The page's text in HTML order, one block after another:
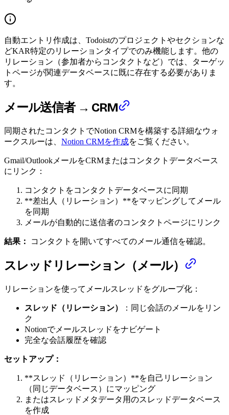
自動エントリ作成は、Todoistのプロジェクトやセクションな
どKAR特定のリレーションタイプでのみ機能します。他の
リレーション（参加者からコンタクトなど）では、ターゲッ
トページが関連データベースに既に存在する必要がありま
す。
メール送信者 → CRM
同期されたコンタクトでNotion CRMを構築する詳細なウォ
ークスルーは、 Notion CRMを作成をご覧ください。
Gmail/OutlookメールをCRMまたはコンタクトデータベース
にリンク：
コンタクトをコンタクトデータベースに同期
**差出人（リレーション）**をマッピングしてメール
を同期
メールが自動的に送信者のコンタクトページにリンク
結果： コンタクトを開いてすべてのメール通信を確認。
スレッドリレーション（メール）
リレーションを使ってメールスレッドをグループ化：
スレッド（リレーション）
：同じ会話のメールをリン
ク
Notionでメールスレッドをナビゲート
完全な会話履歴を確認
セットアップ：
**スレッド（リレーション）**を自己リレーション
（同じデータベース）にマッピング
またはスレッドメタデータ用のスレッドデータベース
を作成